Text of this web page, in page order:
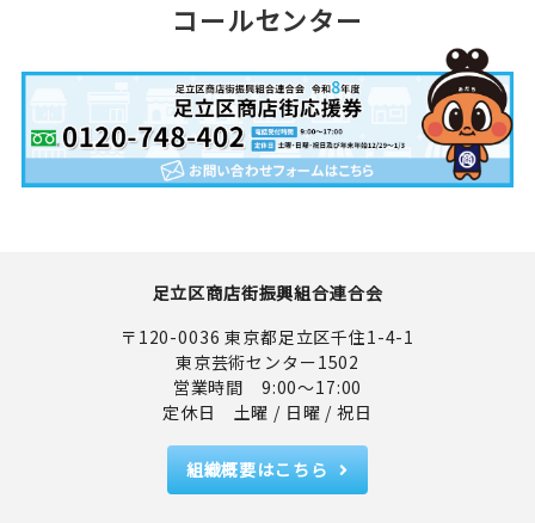
コールセンター
足立区商店街振興組合連合会
〒120-0036 東京都足立区千住1-4-1
東京芸術センター1502
営業時間 9:00～17:00
定休日 土曜 / 日曜 / 祝日
組織概要はこちら